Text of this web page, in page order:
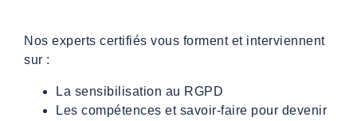
Nos experts certifiés vous forment et interviennent
sur :
La sensibilisation au RGPD
Les compétences et savoir-faire pour devenir